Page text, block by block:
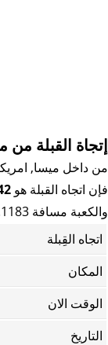
إتجاة القبلة من
من داخل ميسا,
فإن اتجاه القبلة هو
والكعبة مسافة 13213.1183 كيلوا متر.
اتجاه القِبلة
المكان
الوقت الان
التاريخ